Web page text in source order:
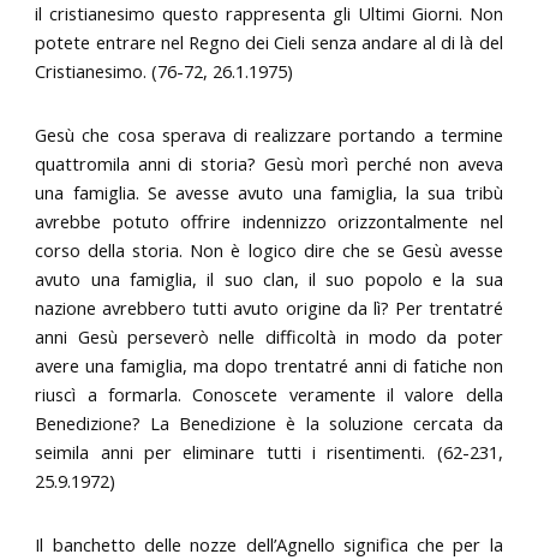
il cristianesimo questo rappresenta gli Ultimi Giorni. Non
potete entrare nel Regno dei Cieli senza andare al di là del
Cristianesimo. (76-72, 26.1.1975)
Gesù che cosa sperava di realizzare portando a termine
quattromila anni di storia? Gesù morì perché non aveva
una famiglia. Se avesse avuto una famiglia, la sua tribù
avrebbe potuto offrire indennizzo orizzontalmente nel
corso della storia. Non è logico dire che se Gesù avesse
avuto una famiglia, il suo clan, il suo popolo e la sua
nazione avrebbero tutti avuto origine da lì? Per trentatré
anni Gesù perseverò nelle difficoltà in modo da poter
avere una famiglia, ma dopo trentatré anni di fatiche non
riuscì a formarla. Conoscete veramente il valore della
Benedizione? La Benedizione è la soluzione cercata da
seimila anni per eliminare tutti i risentimenti. (62-231,
25.9.1972)
Il banchetto delle nozze dell’Agnello significa che per la